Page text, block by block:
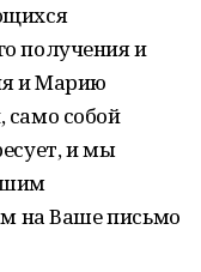
получения и
и Марию
собой
и мы
на Ваше письмо